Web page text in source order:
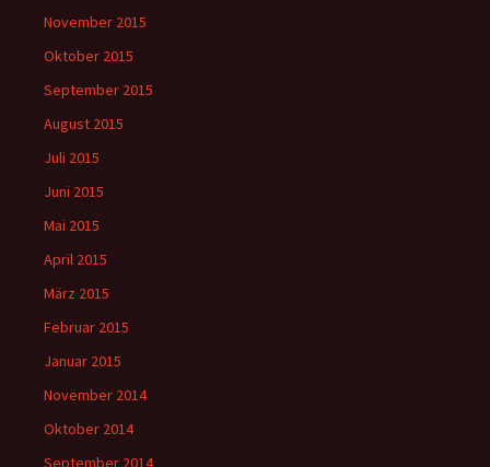
November 2015
Oktober 2015
September 2015
August 2015
Juli 2015
Juni 2015
Mai 2015
April 2015
März 2015
Februar 2015
Januar 2015
November 2014
Oktober 2014
September 2014